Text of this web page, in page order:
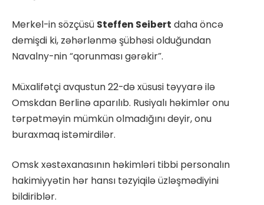
Merkel-in sözçüsü Steffen Seibert daha öncə
demişdi ki, zəhərlənmə şübhəsi olduğundan
Navalny-nin “qorunması gərəkir”.
Müxalifətçi avqustun 22-də xüsusi təyyarə ilə
Omskdan Berlinə aparılıb. Rusiyalı həkimlər onu
tərpətməyin mümkün olmadığını deyir, onu
buraxmaq istəmirdilər.
Omsk xəstəxanasının həkimləri tibbi personalın
hakimiyyətin hər hansı təzyiqilə üzləşmədiyini
bildiriblər.